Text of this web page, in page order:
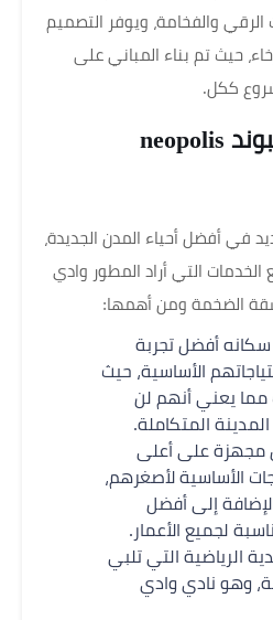
الرقي والفخامة، ويوفر التصميم
حيث تم بناء المباني على
ما هي خدمات كمبوند neopolis
في أفضل أحياء المدن الجديدة،
التي أراد المطور وادي
الضخمة ومن أهمها:
أفضل تجربة
الأساسية، حيث
مما يعني أنهم لن
المتكاملة.
مجهزة على أعلى
الأساسية لأصغرهم،
إلى أفضل
لجميع الأعمار.
الرياضية التي تلبي
وهو نادي وادي